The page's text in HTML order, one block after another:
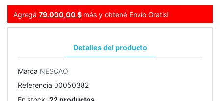
Agregá 79.000,00 $ más y obtené Envío Gratis!
Detalles del producto
Marca NESCAO
Referencia 00050382
En stock: 22 productos